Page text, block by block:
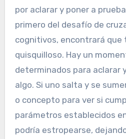
por aclarar y poner a
primero del desafío de
cognitivos, encontrará que
quisquilloso. Hay un
determinados para aclarar
algo. Si uno salta y se
o concepto para ver si
parámetros establecidos
podría estropearse,